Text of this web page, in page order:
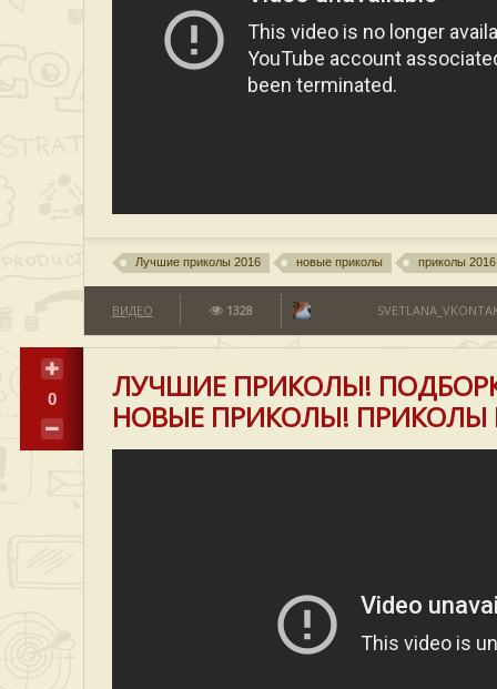
Лучшие приколы 2016 новые приколы приколы 2016
ВИДЕО 1328
0
ЛУЧШИЕ ПРИКОЛЫ!
НОВЫЕ ПРИКОЛЫ! ПРИКОЛЫ